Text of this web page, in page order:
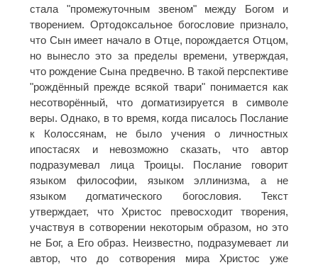
стала "промежуточным звеном" между Богом и
творением. Ортодоксальное богословие признало,
что Сын имеет начало в Отце, порождается Отцом,
но вынесло это за пределы времени, утверждая,
что рождение Сына предвечно. В такой перспективе
"рождённый прежде всякой твари" понимается как
несотворённый, что догматизируется в символе
веры. Однако, в то время, когда писалось Послание
к Колоссянам, не было учения о личностных
ипостасях и невозможно сказать, что автор
подразумевал лица Троицы. Послание говорит
языком философии, языком эллинизма, а не
языком догматического богословия. Текст
утверждает, что Христос превосходит творения,
участвуя в сотворении некоторым образом, но это
не Бог, а Его образ. Неизвестно, подразумевает ли
автор, что до сотворения мира Христос уже